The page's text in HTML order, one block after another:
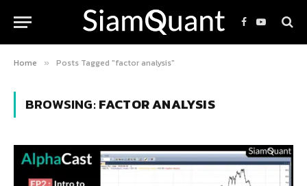
Facebook
YouTube
Home » Posts Tagged "factor analysis"
BROWSING:FACTOR ANALYSIS